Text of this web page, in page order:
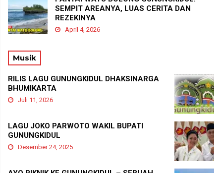
SEMPIT AREANYA, LUAS CERITA DAN
REZEKINYA
April 4, 2026
Musik
RILIS LAGU GUNUNGKIDUL DHAKSINARGA
BHUMIKARTA
Juli 11, 2026
LAGU JOKO PARWOTO WAKIL BUPATI
GUNUNGKIDUL
Desember 24, 2025